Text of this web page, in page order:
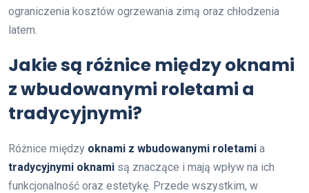
ograniczenia kosztów ogrzewania zimą oraz chłodzenia
latem.
Jakie są różnice między oknami
z wbudowanymi roletami a
tradycyjnymi?
Różnice między oknami z wbudowanymi roletami a
tradycyjnymi oknami są znaczące i mają wpływ na ich
funkcjonalność oraz estetykę. Przede wszystkim, w